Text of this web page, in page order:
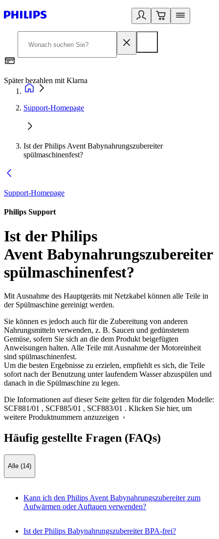
Später bezahlen mit Klarna
Support-Homepage
Ist der Philips Avent Babynahrungszubereiter
spülmaschinenfest?
Support-Homepage
Philips Support
Ist der Philips
Avent Babynahrungszubereiter
spülmaschinenfest?
Mit Ausnahme des Hauptgeräts mit Netzkabel können alle Teile in
der Spülmaschine gereinigt werden.
Sie können es jedoch auch für die Zubereitung von anderen
Nahrungsmitteln verwenden, z. B. Saucen und gedünstetem
Gemüse, sofern Sie sich an die dem Produkt beigefügten
Anweisungen halten. Alle Teile mit Ausnahme der Motoreinheit
sind spülmaschinenfest.
Um die besten Ergebnisse zu erzielen, empfiehlt es sich, die Teile
sofort nach der Benutzung unter laufendem Wasser abzuspülen und
danach in die Spülmaschine zu legen.
Die Informationen auf dieser Seite gelten für die folgenden Modelle:
SCF881/01 , SCF885/01 , SCF883/01 . Klicken Sie hier, um
weitere Produktnummern anzuzeigen ›
Häufig gestellte Fragen (FAQs)
Alle (14)
Kann ich den Philips Avent Babynahrungszubereiter zum
Aufwärmen oder Auftauen verwenden?
Ist der Philips Babynahrungszubereiter BPA-frei?